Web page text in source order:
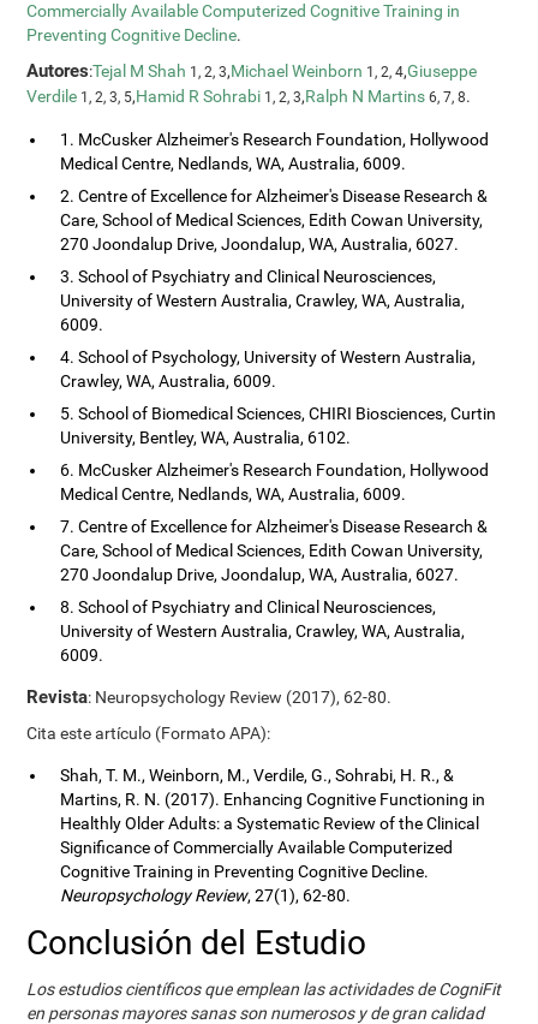
Commercially Available Computerized Cognitive Training in
Preventing Cognitive Decline.
Autores:Tejal M Shah 1, 2, 3,Michael Weinborn 1, 2, 4,Giuseppe
Verdile 1, 2, 3, 5,Hamid R Sohrabi 1, 2, 3,Ralph N Martins 6, 7, 8.
1. McCusker Alzheimer's Research Foundation, Hollywood
Medical Centre, Nedlands, WA, Australia, 6009.
2. Centre of Excellence for Alzheimer's Disease Research &
Care, School of Medical Sciences, Edith Cowan University,
270 Joondalup Drive, Joondalup, WA, Australia, 6027.
3. School of Psychiatry and Clinical Neurosciences,
University of Western Australia, Crawley, WA, Australia,
6009.
4. School of Psychology, University of Western Australia,
Crawley, WA, Australia, 6009.
5. School of Biomedical Sciences, CHIRI Biosciences, Curtin
University, Bentley, WA, Australia, 6102.
6. McCusker Alzheimer's Research Foundation, Hollywood
Medical Centre, Nedlands, WA, Australia, 6009.
7. Centre of Excellence for Alzheimer's Disease Research &
Care, School of Medical Sciences, Edith Cowan University,
270 Joondalup Drive, Joondalup, WA, Australia, 6027.
8. School of Psychiatry and Clinical Neurosciences,
University of Western Australia, Crawley, WA, Australia,
6009.
Revista: Neuropsychology Review (2017), 62-80.
Cita este artículo (Formato APA):
Shah, T. M., Weinborn, M., Verdile, G., Sohrabi, H. R., &
Martins, R. N. (2017). Enhancing Cognitive Functioning in
Healthly Older Adults: a Systematic Review of the Clinical
Significance of Commercially Available Computerized
Cognitive Training in Preventing Cognitive Decline.
Neuropsychology Review, 27(1), 62-80.
Conclusión del Estudio
Los estudios científicos que emplean las actividades de CogniFit
en personas mayores sanas son numerosos y de gran calidad